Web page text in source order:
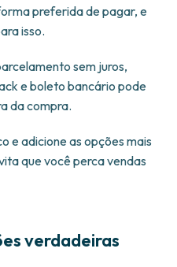
preferida de pagar, e
isso.
sem juros,
e boleto bancário pode
da compra.
e adicione as opções mais
que você perca vendas
verdadeiras